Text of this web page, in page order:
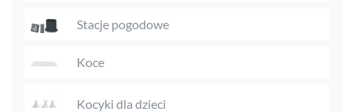
Stacje pogodowe
Koce
Kocyki dla dzieci